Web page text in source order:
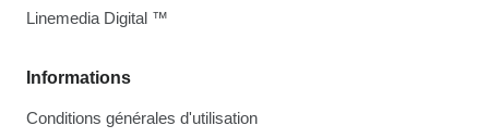
Informations
Conditions générales d'utilisation
Linemedia Digital ™